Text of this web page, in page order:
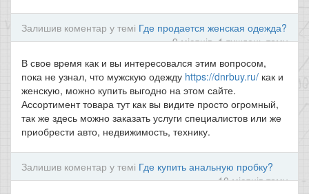
Залишив коментар у темі Где продается женская одежда?
9 місяців, 1 тиждень тому
В свое время как и вы интересовался этим вопросом,
пока не узнал, что мужскую одежду https://dnrbuy.ru/ как и
женскую, можно купить выгодно на этом сайте.
Ассортимент товара тут как вы видите просто огромный,
так же здесь можно заказать услуги специалистов или же
приобрести авто, недвижимость, технику.
Залишив коментар у темі Где купить анальную пробку?
10 місяців тому